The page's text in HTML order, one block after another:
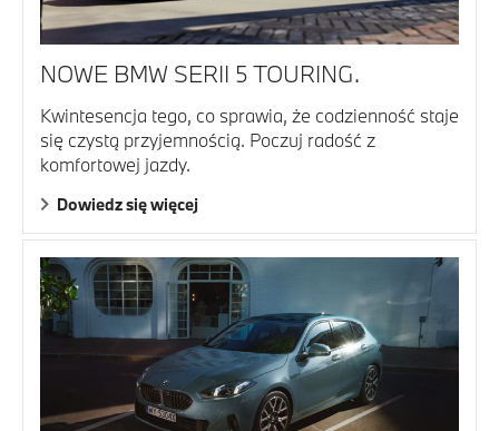
NOWE BMW SERII 5 TOURING.
Kwintesencja tego, co sprawia, że codzienność staje
się czystą przyjemnością. Poczuj radość z
komfortowej jazdy.
Dowiedz się więcej